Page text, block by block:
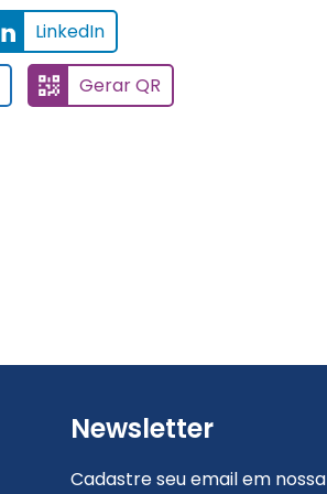
LinkedIn
Gerar QR
Newsletter
Cadastre seu email em nossa